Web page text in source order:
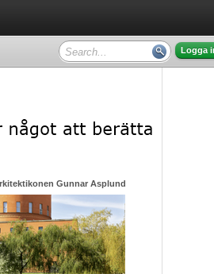
Logga
Gunnar Asplund - mycket intressant